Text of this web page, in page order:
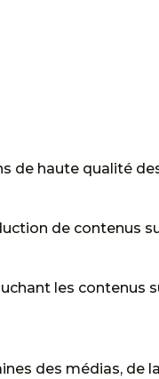
de haute qualité
de contenus
les contenus
des médias, de